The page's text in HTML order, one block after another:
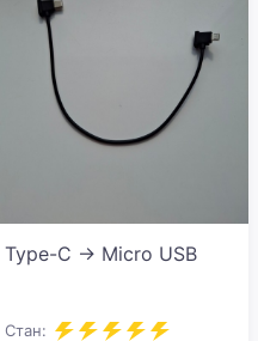
Type-C → Micro USB
Стан: